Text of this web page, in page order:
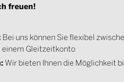
freuen!
Bei uns können Sie flexibel
Gleitzeitkonto
Wir bieten Ihnen die Möglichkeit